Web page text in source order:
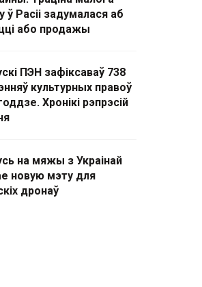
ў Расіі задумалася аб
або продажы
ПЭН зафіксаваў 738
культурных правоў
Хронікі рэпрэсій
на мяжы з Украінай
новую мэту для
дронаў